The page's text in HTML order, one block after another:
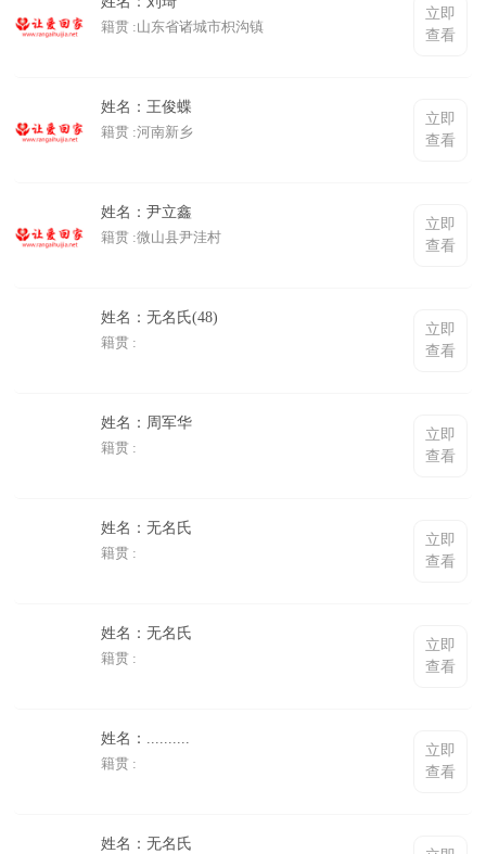
籍贯 :山东省诸城市枳沟镇
立即
查看
姓名：王俊蝶
籍贯 :河南新乡
立即
查看
姓名：尹立鑫
籍贯 :微山县尹洼村
立即
查看
姓名：无名氏(48)
籍贯 :
立即
查看
姓名：周军华
籍贯 :
立即
查看
姓名：无名氏
籍贯 :
立即
查看
姓名：无名氏
籍贯 :
立即
查看
姓名：..........
籍贯 :
立即
查看
姓名：无名氏